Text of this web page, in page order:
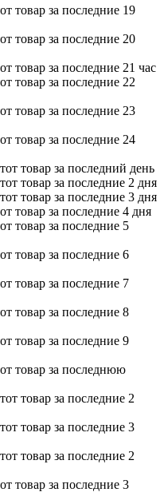
товар за последние 19
товар за последние 20
товар за последние 21 час
товар за последние 22
товар за последние 23
товар за последние 24
товар за последний день
товар за последние 2 дня
товар за последние 3 дня
товар за последние 4 дня
товар за последние 5
товар за последние 6
товар за последние 7
товар за последние 8
товар за последние 9
товар за последнюю
товар за последние 2
товар за последние 3
товар за последние 2
товар за последние 3